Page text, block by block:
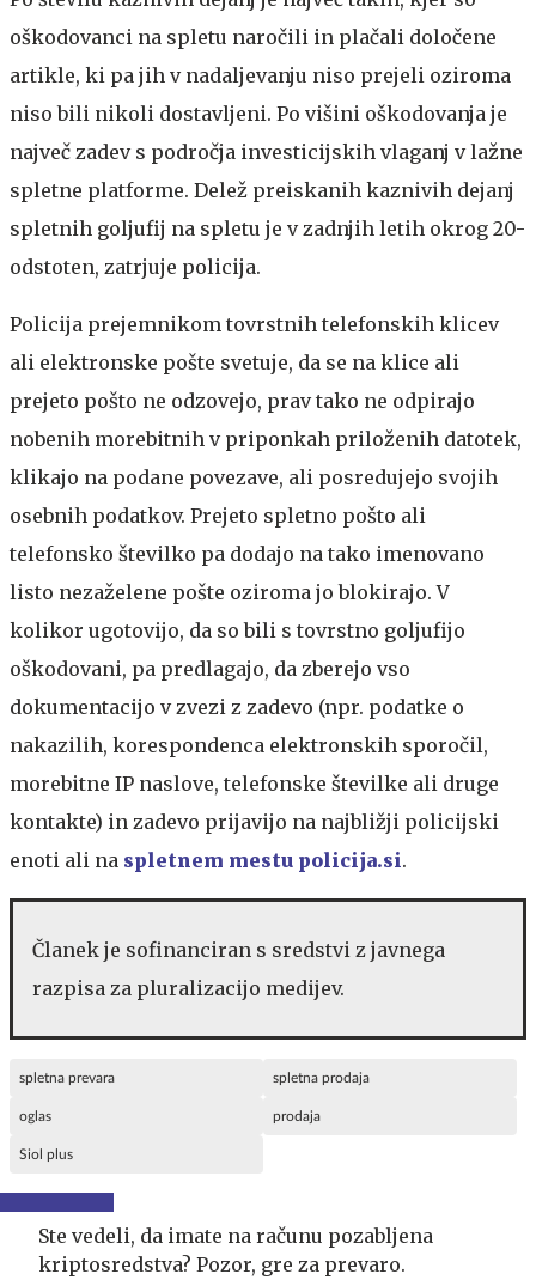
oškodovanci na spletu naročili in plačali določene
artikle, ki pa jih v nadaljevanju niso prejeli oziroma
niso bili nikoli dostavljeni. Po višini oškodovanja je
največ zadev s področja investicijskih vlaganj v lažne
spletne platforme. Delež preiskanih kaznivih dejanj
spletnih goljufij na spletu je v zadnjih letih okrog 20-
odstoten, zatrjuje policija.
Policija prejemnikom tovrstnih telefonskih klicev
ali elektronske pošte svetuje, da se na klice ali
prejeto pošto ne odzovejo, prav tako ne odpirajo
nobenih morebitnih v priponkah priloženih datotek,
klikajo na podane povezave, ali posredujejo svojih
osebnih podatkov. Prejeto spletno pošto ali
telefonsko številko pa dodajo na tako imenovano
listo nezaželene pošte oziroma jo blokirajo. V
kolikor ugotovijo, da so bili s tovrstno goljufijo
oškodovani, pa predlagajo, da zberejo vso
dokumentacijo v zvezi z zadevo (npr. podatke o
nakazilih, korespondenca elektronskih sporočil,
morebitne IP naslove, telefonske številke ali druge
kontakte) in zadevo prijavijo na najbližji policijski
enoti ali na spletnem mestu policija.si.
Članek je sofinanciran s sredstvi z javnega
razpisa za pluralizacijo medijev.
spletna prevara spletna prodaja
oglas prodaja
Siol plus
Ste vedeli, da imate na računu pozabljena
kriptosredstva? Pozor, gre za prevaro.